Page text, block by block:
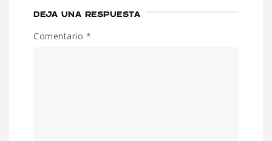
DEJA UNA RESPUESTA
Comentario *